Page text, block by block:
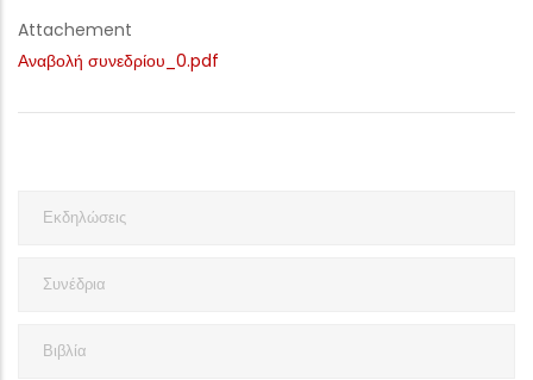
Attachement
Αναβολή συνεδρίου_0.pdf
Εκδηλώσεις
Συνέδρια
Βιβλία